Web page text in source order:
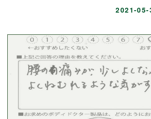
2021-05-